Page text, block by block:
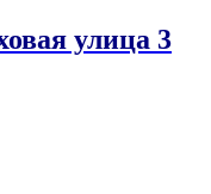
улица 3